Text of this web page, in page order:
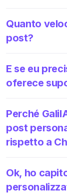
Quanto
post?
E se eu
oferece
Perché
post
rispetto a
Ok, ho